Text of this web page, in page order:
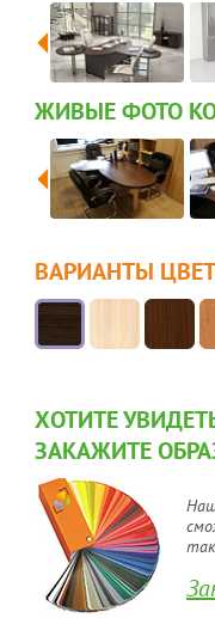
ЖИВЫЕ ФОТО
ВАРИАНТЫ
ХОТИТЕ
ЗАКАЖИТЕ